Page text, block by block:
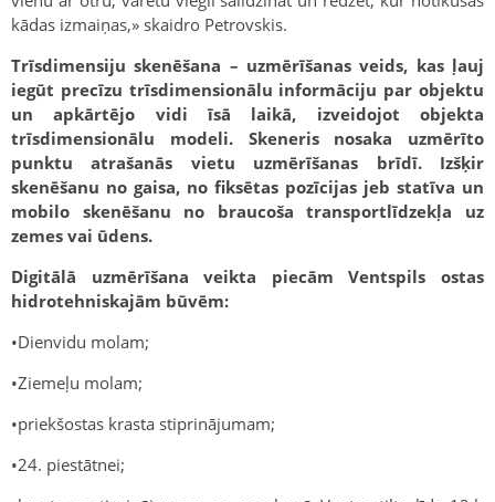
kādas izmaiņas,» skaidro Petrovskis.
Trīsdimensiju skenēšana – uzmērīšanas veids, kas ļauj
iegūt precīzu trīsdimensionālu informāciju par objektu
un apkārtējo vidi īsā laikā, izveidojot objekta
trīsdimensionālu modeli. Skeneris nosaka uzmērīto
punktu atrašanās vietu uzmērīšanas brīdī. Izšķir
skenēšanu no gaisa, no fiksētas pozīcijas jeb statīva un
mobilo skenēšanu no braucoša transportlīdzekļa uz
zemes vai ūdens.
Digitālā uzmērīšana veikta piecām Ventspils ostas
hidrotehniskajām būvēm:
•Dienvidu molam;
•Ziemeļu molam;
•priekšostas krasta stiprinājumam;
•24. piestātnei;